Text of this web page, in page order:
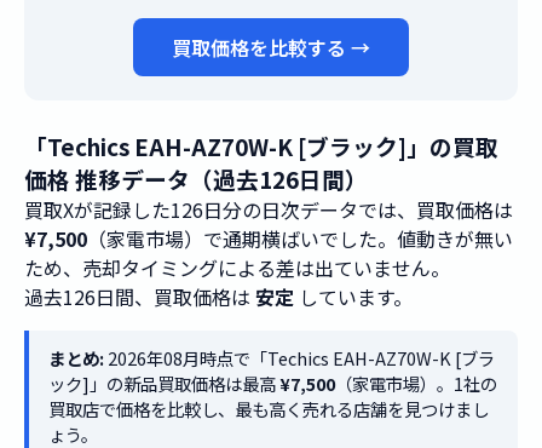
買取価格を比較する →
「Techics EAH-AZ70W-K [ブラック]」の買取
価格 推移データ（過去126日間）
買取Xが記録した126日分の日次データでは、買取価格は
¥7,500 （家電市場）で通期横ばいでした。値動きが無い
ため、売却タイミングによる差は出ていません。
過去126日間、買取価格は 安定 しています。
まとめ:2026年08月時点で「Techics EAH-AZ70W-K [ブラ
ック]」の新品買取価格は最高¥7,500（家電市場）。1社の
買取店で価格を比較し、最も高く売れる店舗を見つけまし
ょう。